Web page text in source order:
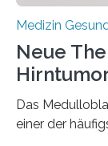
Medizin
Neue
Das
einer der